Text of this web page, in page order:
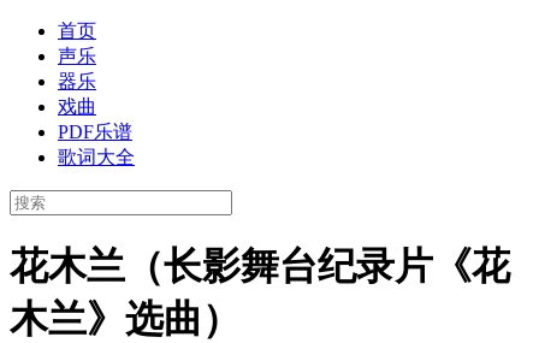
首页
声乐
器乐
戏曲
PDF乐谱
歌词大全
花木兰（长影舞台纪录片《花
木兰》选曲）